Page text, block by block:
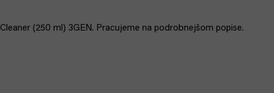
(250 ml) 3GEN. Pracujeme na podrobnejšom popise.